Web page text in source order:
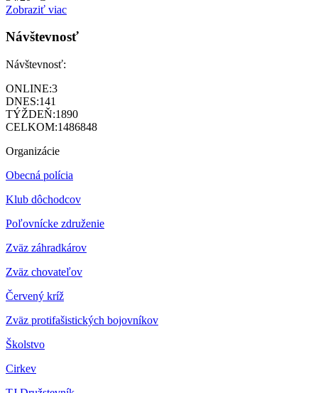
Zobraziť viac
Návštevnosť
Návštevnosť:
ONLINE:3
DNES:141
TÝŽDEŇ:1890
CELKOM:1486848
Organizácie
Obecná polícia
Klub dôchodcov
Poľovnícke združenie
Zväz záhradkárov
Zväz chovateľov
Červený kríž
Zväz protifašistických bojovníkov
Školstvo
Cirkev